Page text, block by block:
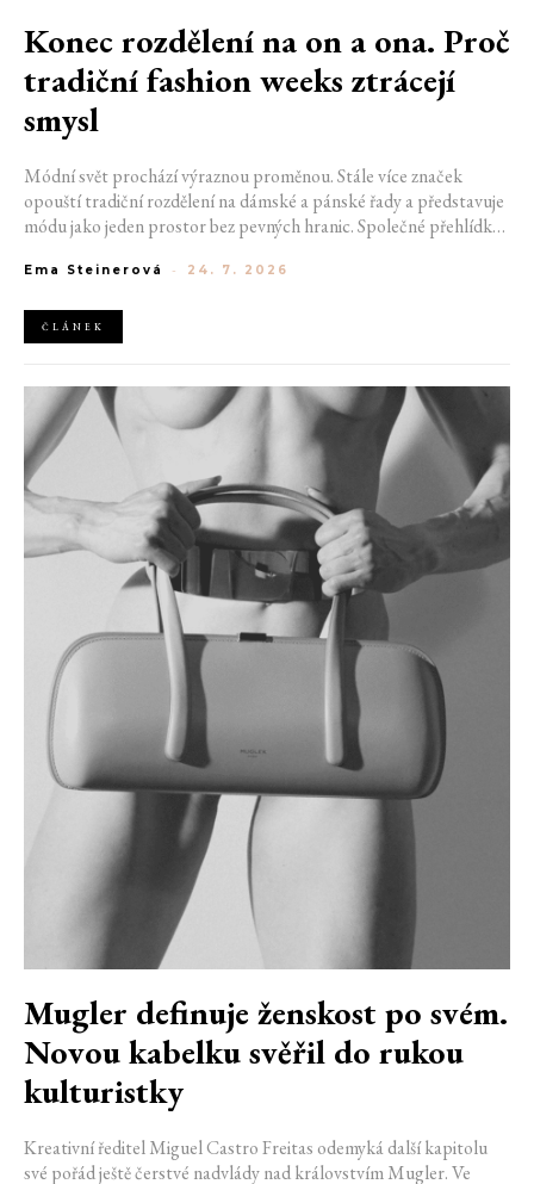
Konec rozdělení na on a ona. Proč
tradiční fashion weeks ztrácejí
smysl
Módní svět prochází výraznou proměnou. Stále více značek
opouští tradiční rozdělení na dámské a pánské řady a představuje
módu jako jeden prostor bez pevných hranic. Společné přehlídky,
klasické týdny módy mohou brzy vypadat úplně jinak.
Ema Steinerová - 24. 7. 2026
ČLÁNEK
Mugler definuje ženskost po svém.
Novou kabelku svěřil do rukou
kulturistky
Kreativní ředitel Miguel Castro Freitas odemyká další kapitolu
své pořád ještě čerstvé nadvlády nad královstvím Mugler. Ve